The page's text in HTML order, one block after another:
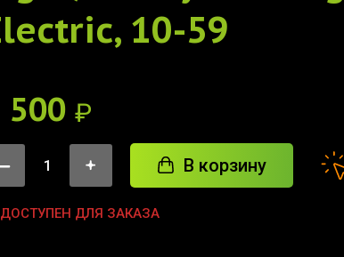
10-59
500 ₽
В корзину
ДОСТУПЕН ДЛЯ ЗАКАЗА